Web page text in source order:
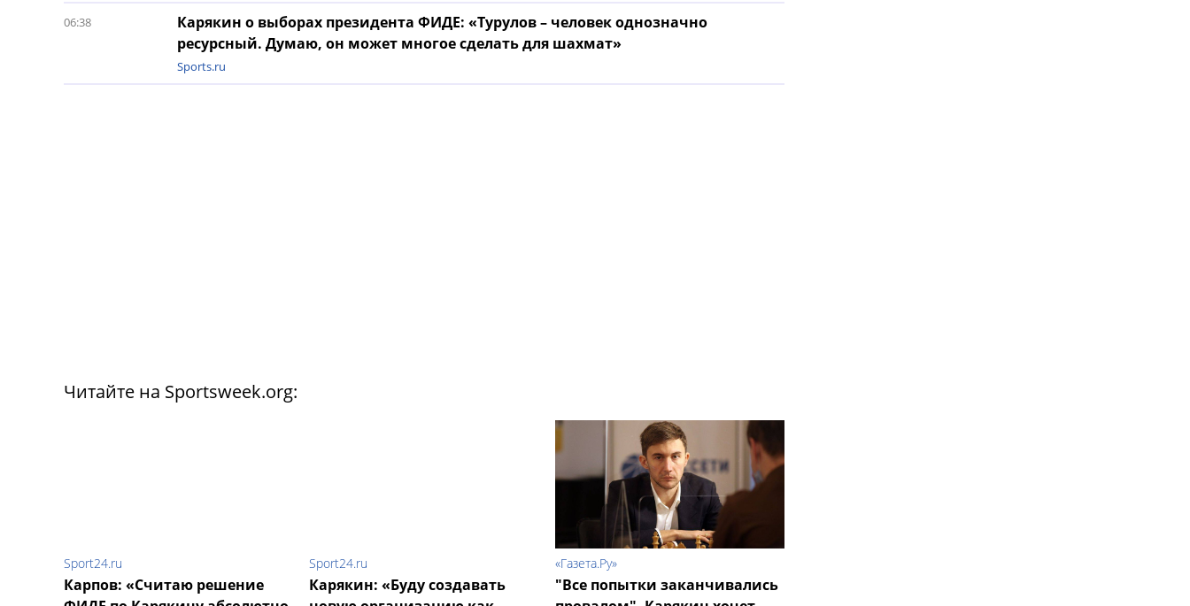
Карякин о выборах президента ФИДЕ: «Турулов – человек однозначно
ресурсный. Думаю, он может многое сделать для шахмат»
06:38
Sports.ru
Читайте на Sportsweek.org:
Sport24.ru
Карпов: «Считаю решение
Sport24.ru
Карякин: «Буду создавать
«Газета.Ру»
"Все попытки заканчивались